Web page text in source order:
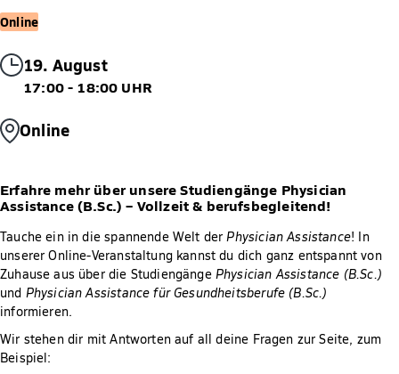
19. August
17:00 - 18:00 UHR
Online
Online
Erfahre mehr über unsere Studiengänge Physician
Assistance (B.Sc.) – Vollzeit & berufsbegleitend!
Tauche ein in die spannende Welt derPhysician Assistance! In
unserer Online-Veranstaltung kannst du dich ganz entspannt von
Zuhause aus über die Studiengänge Physician Assistance (B.Sc.)
und Physician Assistance für Gesundheitsberufe (B.Sc.)
informieren.
Wir stehen dir mit Antworten auf all deine Fragen zur Seite, zum
Beispiel: